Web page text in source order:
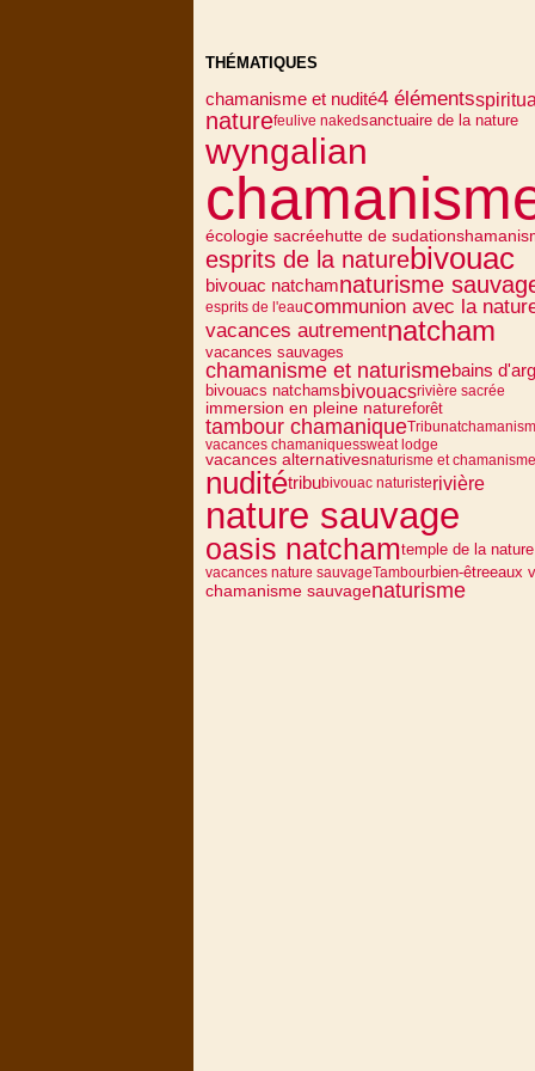
THÉMATIQUES
chamanisme et nudité4 éléments
naturefeu live nakedsanctuaire de la nature
wyngalian
écologie sacréehutte de sudation
esprits de la naturebivouac
bivouac natchamnaturisme
esprits de l'eaucommunion avec la
vacances autrementnatcham
vacances sauvages
chamanisme et naturismebains
bivouacs natchamsbivouacsrivière sacrée
immersion en pleine natureforêt
tambour chamaniqueTribu
vacances chamaniquessweat lodge
vacances alternativesnaturisme et chamanisme
nuditétribubivouac naturisterivière
nature sauvage
oasis natchamtemple de la nature
vacances nature sauvageTambourbien-êtreeaux
chamanisme sauvagenaturisme